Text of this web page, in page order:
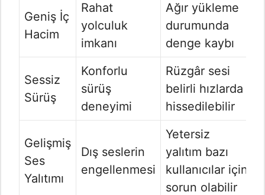
Geniş İç
Hacim
Rahat
yolculuk
imkanı
Ağır yükleme
durumunda
denge kaybı
Sessiz
Sürüş
Konforlu
sürüş
deneyimi
Rüzgâr sesi
belirli hızlarda
hissedilebilir
Gelişmiş
Ses
Yalıtımı
Dış seslerin
engellenmesi
Yetersiz
yalıtım bazı
kullanıcılar için
sorun olabilir